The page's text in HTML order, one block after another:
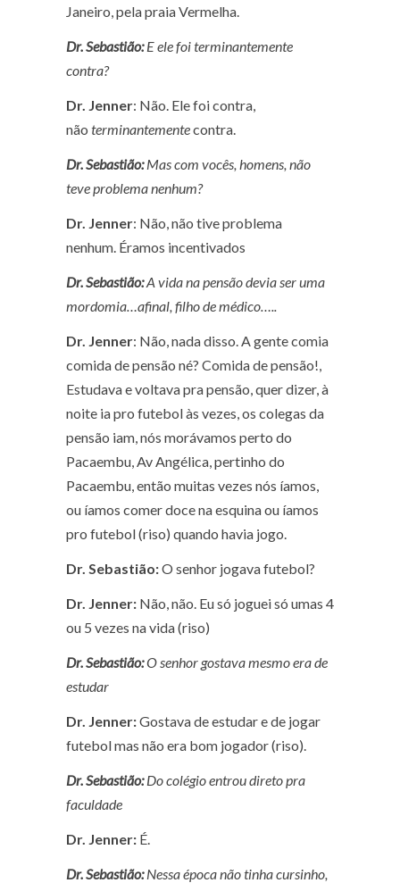
Janeiro, pela praia Vermelha.
Dr. Sebastião:E ele foi terminantemente
contra?
Dr. Jenner: Não. Ele foi contra,
não terminantementecontra.
Dr. Sebastião:Mas com vocês, homens, não
teve problema nenhum?
Dr. Jenner: Não, não tive problema
nenhum. Éramos incentivados
Dr. Sebastião:A vida na pensão devia ser uma
mordomia…afinal, filho de médico…..
Dr. Jenner: Não, nada disso. A gente comia
comida de pensão né? Comida de pensão!,
Estudava e voltava pra pensão, quer dizer, à
noite ia pro futebol às vezes, os colegas da
pensão iam, nós morávamos perto do
Pacaembu, Av Angélica, pertinho do
Pacaembu, então muitas vezes nós íamos,
ou íamos comer doce na esquina ou íamos
pro futebol (riso) quando havia jogo.
Dr. Sebastião:O senhor jogava futebol?
Dr. Jenner: Não, não. Eu só joguei só umas 4
ou 5 vezes na vida (riso)
Dr. Sebastião:O senhor gostava mesmo era de
estudar
Dr. Jenner:Gostava de estudar e de jogar
futebol mas não era bom jogador (riso).
Dr. Sebastião:Do colégio entrou direto pra
faculdade
Dr. Jenner: É.
Dr. Sebastião:Nessa época não tinha cursinho,